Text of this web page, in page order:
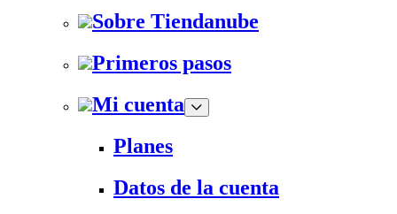
Sobre Tiendanube
Primeros pasos
Mi cuenta
Planes
Datos de la cuenta